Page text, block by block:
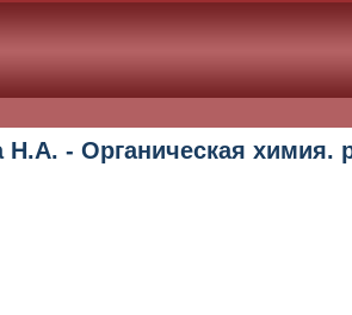
Н.А. - Органическая химия.